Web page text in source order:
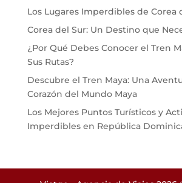
Los Lugares Imperdibles de Corea
Corea del Sur: Un Destino que
¿Por Qué Debes Conocer el Tren
Sus Rutas?
Descubre el Tren Maya: Una
Corazón del Mundo Maya
Los Mejores Puntos Turísticos y
Imperdibles en República